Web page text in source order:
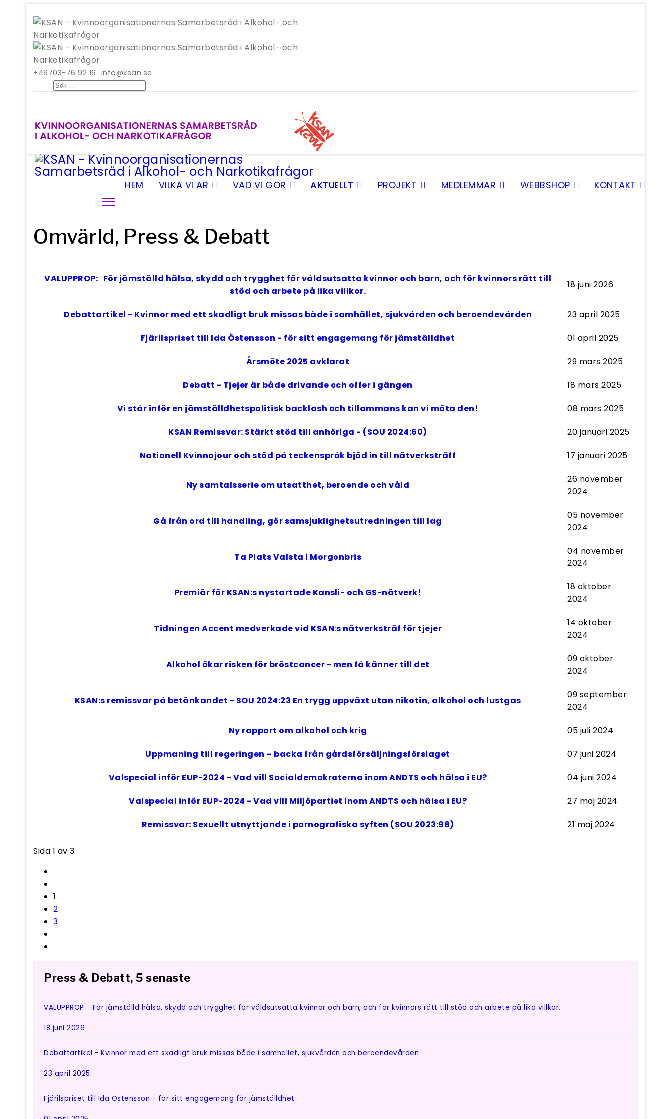
+46703-76 92 16 info@ksan.se
Sök
HEM VILKA VI ÄR VAD VI GÖR AKTUELLT PROJEKT MEDLEMMAR WEBBSHOP KONTAKT
Omvärld, Press & Debatt
Rubrik Publicerad datum
VALUPPROP: För jämställd hälsa, skydd och trygghet för våldsutsatta kvinnor och barn, och för kvinnors rätt till
stöd och arbete på lika villkor.
18 juni 2026
Debattartikel - Kvinnor med ett skadligt bruk missas både i samhället, sjukvården och beroendevården 23 april 2025
Fjärilspriset till Ida Östensson - för sitt engagemang för jämställdhet 01 april 2025
Årsmöte 2025 avklarat 29 mars 2025
Debatt - Tjejer är både drivande och offer i gängen 18 mars 2025
Vi står inför en jämställdhetspolitisk backlash och tillammans kan vi möta den! 08 mars 2025
KSAN Remissvar: Stärkt stöd till anhöriga - (SOU 2024:60) 20 januari 2025
Nationell Kvinnojour och stöd på teckenspråk bjöd in till nätverksträff 17 januari 2025
Ny samtalsserie om utsatthet, beroende och våld
26 november
2024
Gå från ord till handling, gör samsjuklighetsutredningen till lag
05 november
2024
Ta Plats Valsta i Morgonbris
04 november
2024
Premiär för KSAN:s nystartade Kansli- och GS-nätverk!
18 oktober
2024
Tidningen Accent medverkade vid KSAN:s nätverksträf för tjejer
14 oktober
2024
Alkohol ökar risken för bröstcancer - men få känner till det
09 oktober
2024
KSAN:s remissvar på betänkandet - SOU 2024:23 En trygg uppväxt utan nikotin, alkohol och lustgas
09 september
2024
Ny rapport om alkohol och krig 05 juli 2024
Uppmaning till regeringen – backa från gårdsförsäljningsförslaget 07 juni 2024
Valspecial inför EUP-2024 - Vad vill Socialdemokraterna inom ANDTS och hälsa i EU? 04 juni 2024
Valspecial inför EUP-2024 - Vad vill Miljöpartiet inom ANDTS och hälsa i EU? 27 maj 2024
Remissvar: Sexuellt utnyttjande i pornografiska syften (SOU 2023:98) 21 maj 2024
Sida 1 av 3
1
2
3
Press & Debatt, 5 senaste
VALUPPROP: För jämställd hälsa, skydd och trygghet för våldsutsatta kvinnor och barn, och för kvinnors rätt till stöd och arbete på lika villkor.
18 juni 2026
Debattartikel - Kvinnor med ett skadligt bruk missas både i samhället, sjukvården och beroendevården
23 april 2025
Fjärilspriset till Ida Östensson - för sitt engagemang för jämställdhet